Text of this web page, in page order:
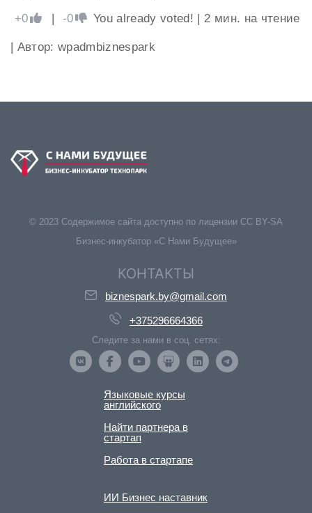
+0 -0 You already voted! 2 мин. на чтение
| Автор: wpadmbiznespark
© 2023 Содержимое сайта доступно по лицензии CC BY-SA
Бизнес-инкубатор «С Нами Будущее»
КОНТАКТЫ
biznespark.by@gmail.com
+375296664366
Следите за нами в соц. сетях:
Языковые курсы
английского
Найти партнера в
стартап
Работа в стартапе
ИИ Бизнес наставник